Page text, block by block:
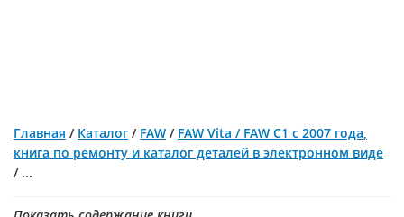
Главная / Каталог / FAW / FAW Vita / FAW C1 с 2007 года,
книга по ремонту и каталог деталей в электронном виде
/ ...